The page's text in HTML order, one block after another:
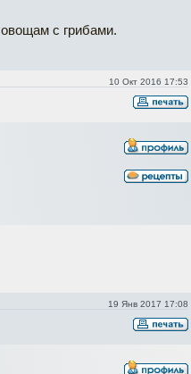
с грибами.
10 Окт 2016 17:53
19 Янв 2017 17:08